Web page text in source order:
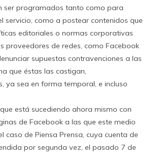
ser programados tanto como para
servicio, como a postear contenidos que
editoriales o normas corporativas
proveedores de redes, como Facebook
supuestas contravenciones a las
que éstas las castigan,
ya sea en forma temporal, e incluso
está sucediendo ahora mismo con
de Facebook a las que este medio
caso de Piensa Prensa, cuya cuenta de
por segunda vez, el pasado 7 de